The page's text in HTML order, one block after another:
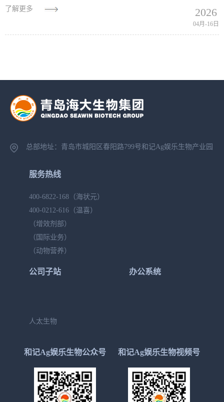
键支撑。"十五五"规划纲要明确提出"壮大海洋生物医药等...
了解更多 2026
04月-16日
总部地址：青岛市城阳区春阳路799号和记Ag娱乐生物产业园
服务热线
400-6822-168 （海状元）
400-0212-616 （温喜）
（增效剂部）
（国际业务）
（动物营养）
公司子站
人太生物
办公系统
和记Ag娱乐生物视频号
和记Ag娱乐生物公众号